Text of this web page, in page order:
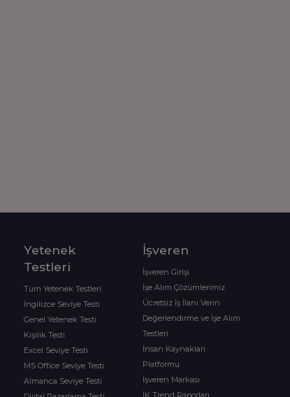
Yetenek
Testleri
Tüm Yetenek Testleri
İngilizce Seviye Testi
Genel Yetenek Testi
Kişilik Testi
Excel Seviye Testi
MS Office Seviye Testi
Almanca Seviye Testi
İşveren
İşveren Girişi
İşe Alım Çözümlerimiz
Ücretsiz İş İlanı Verin
Değerlendirme ve İşe Alım
Testleri
İnsan Kaynakları
Platformu
İşveren Markası
İK Trend Raporları